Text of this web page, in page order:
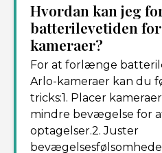
Hvordan kan jeg
batterilevetiden
kameraer?
For at forlænge
Arlo-kameraer kan du
tricks:1. Placer
mindre bevægelse for
optagelser.2. Juster